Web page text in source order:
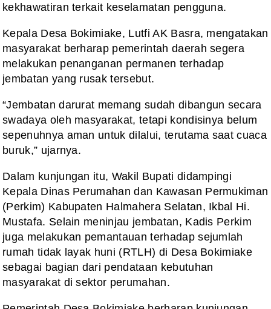
kekhawatiran terkait keselamatan pengguna.
Kepala Desa Bokimiake, Lutfi AK Basra, mengatakan
masyarakat berharap pemerintah daerah segera
melakukan penanganan permanen terhadap
jembatan yang rusak tersebut.
“Jembatan darurat memang sudah dibangun secara
swadaya oleh masyarakat, tetapi kondisinya belum
sepenuhnya aman untuk dilalui, terutama saat cuaca
buruk,” ujarnya.
Dalam kunjungan itu, Wakil Bupati didampingi
Kepala Dinas Perumahan dan Kawasan Permukiman
(Perkim) Kabupaten Halmahera Selatan, Ikbal Hi.
Mustafa. Selain meninjau jembatan, Kadis Perkim
juga melakukan pemantauan terhadap sejumlah
rumah tidak layak huni (RTLH) di Desa Bokimiake
sebagai bagian dari pendataan kebutuhan
masyarakat di sektor perumahan.